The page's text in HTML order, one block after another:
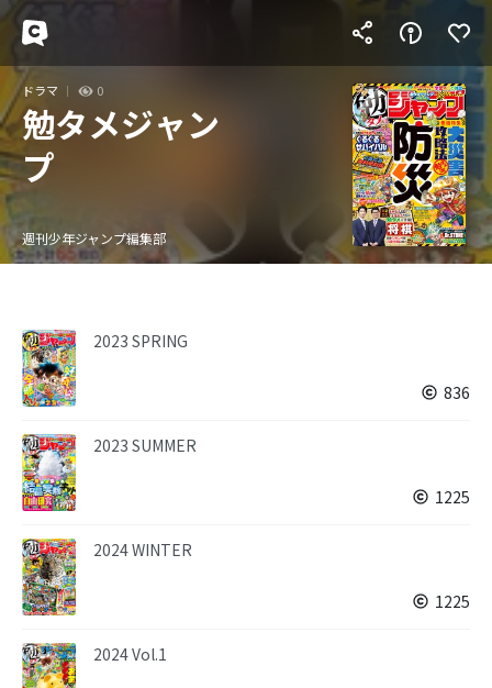
ドラマ 0
勉タメジャン
プ
週刊少年ジャンプ編集部
2023 SPRING
836
2023 SUMMER
1225
2024 WINTER
1225
2024 Vol.1